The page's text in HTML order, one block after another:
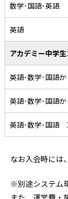
数学･国語･英語
英語
アカデミー中学生
英語･数学･国語
英語･数学･国語
英語･数学･国語
なお入会時には
※別途システム